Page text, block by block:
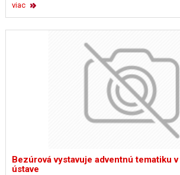
viac
Bezúrová vystavuje adventnú tematiku
ústave